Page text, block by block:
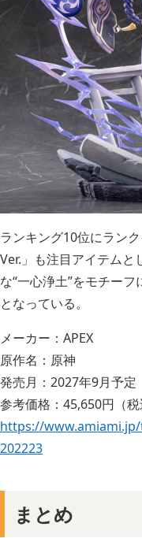
ランキング10位にラン
Ver.」も注目アイテムと
な“一心浄土”をモチー
となっている。
メーカー：APEX
原作名：原神
発売月：2027年9月予定
参考価格：45,650円（税
https://www.amiami.jp/
202223
まとめ